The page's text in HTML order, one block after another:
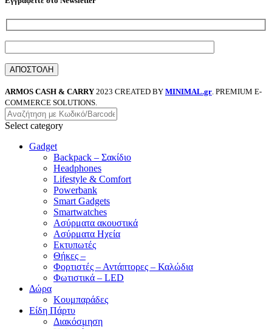
ARMOS CASH & CARRY 2023 CREATED BY MINIMAL.gr . PREMIUM E-
COMMERCE SOLUTIONS.
Select category
Gadget
Backpack – Σακίδιο
Headphones
Lifestyle & Comfort
Powerbank
Smart Gadgets
Smartwatches
Ασύρματα ακουστικά
Ασύρματα Ηχεία
Εκτυπωτές
Θήκες –
Φορτιστές – Αντάπτορες – Καλώδια
Φωτιστικά – LED
Δώρα
Κουμπαράδες
Είδη Πάρτυ
Διακόσμηση